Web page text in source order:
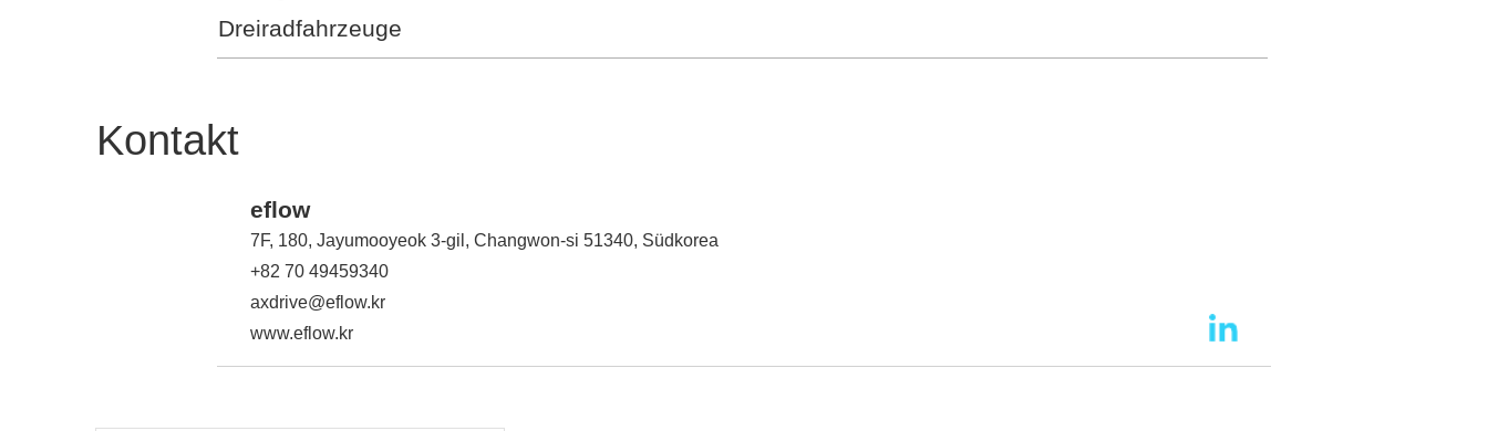
Dreiradfahrzeuge
Kontakt
eflow
7F, 180, Jayumooyeok 3-gil, Changwon-si 51340, Südkorea
+82 70 49459340
axdrive@eflow.kr
www.eflow.kr